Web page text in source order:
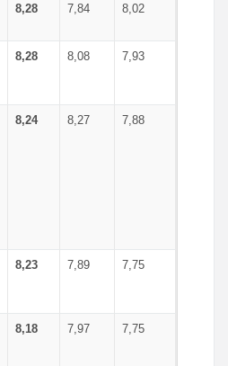
8,28 7,84 8,02
8,28 8,08 7,93
8,24 8,27 7,88
8,23 7,89 7,75
8,18 7,97 7,75